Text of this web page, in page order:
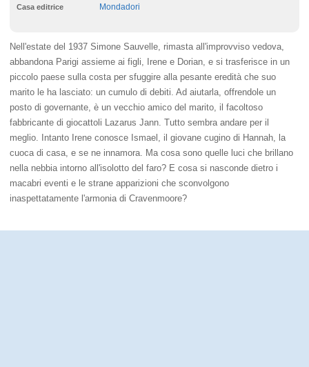
Casa editrice Mondadori
Nell'estate del 1937 Simone Sauvelle, rimasta all'improvviso vedova,
abbandona Parigi assieme ai figli, Irene e Dorian, e si trasferisce in un
piccolo paese sulla costa per sfuggire alla pesante eredità che suo
marito le ha lasciato: un cumulo di debiti. Ad aiutarla, offrendole un
posto di governante, è un vecchio amico del marito, il facoltoso
fabbricante di giocattoli Lazarus Jann. Tutto sembra andare per il
meglio. Intanto Irene conosce Ismael, il giovane cugino di Hannah, la
cuoca di casa, e se ne innamora. Ma cosa sono quelle luci che brillano
nella nebbia intorno all'isolotto del faro? E cosa si nasconde dietro i
macabri eventi e le strane apparizioni che sconvolgono
inaspettatamente l'armonia di Cravenmoore?